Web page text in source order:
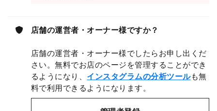
店舗の運営者・オーナー様ですか？
店舗の運営者・オーナー様でしたらお申し出くだ
さい。無料でお店のページを管理することができ
るようになり、 インスタグラムの分析ツールも無
料で利用できるようになります。